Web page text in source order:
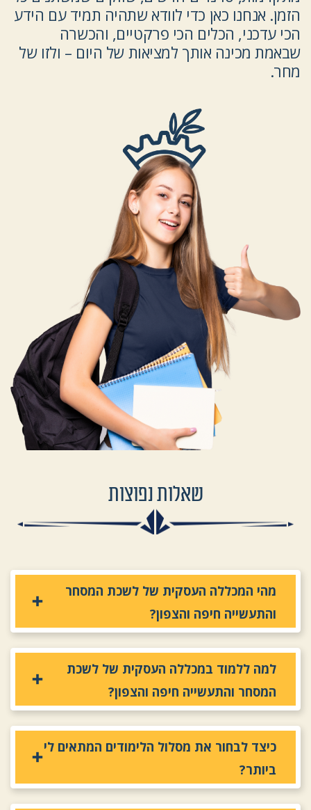
הזמן. אנחנו כאן כדי לוודא שתהיה תמיד עם הידע
הכי עדכני, הכלים הכי פרקטיים, והכשרה
שבאמת מכינה אותך למציאות של היום – ולזו של
מחר.
שאלות נפוצות
מהי המכללה העסקית של לשכת המסחר
והתעשייה חיפה והצפון?
למה ללמוד במכללה העסקית של לשכת
המסחר והתעשייה חיפה והצפון?
כיצד לבחור את מסלול הלימודים המתאים לי
ביותר?